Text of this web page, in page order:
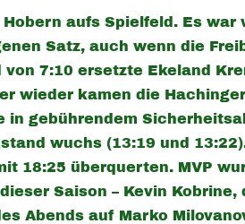
aufs Spielfeld. Es
Satz, auch wenn die
7:10 ersetzte Ekeland
wieder kamen die
gebührendem
wuchs (13:19 und
18:25 überquerten. MVP
Saison – Kevin
Abends auf Marko